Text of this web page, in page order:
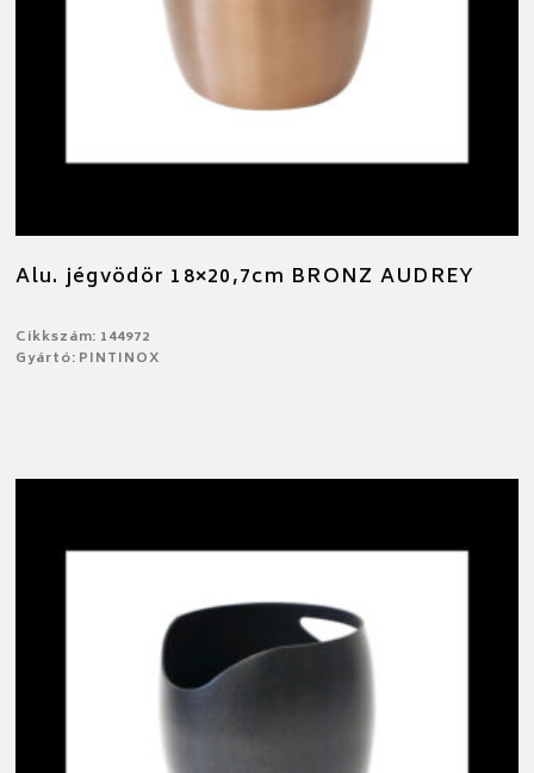
Alu. jégvödör 18×20,7cm BRONZ AUDREY
Cikkszám: 144972
Gyártó: PINTINOX